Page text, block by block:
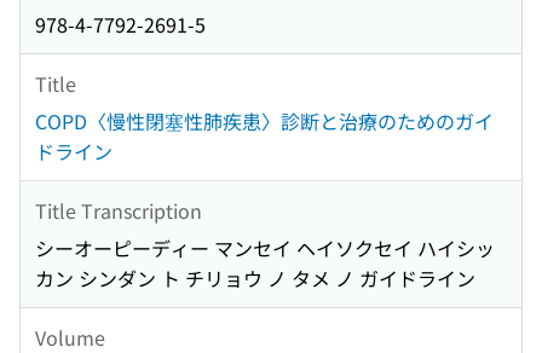
978-4-7792-2691-5
Title
COPD〈慢性閉塞性肺疾患〉診断と治療のためのガイ
ドライン
Title Transcription
シーオーピーディー マンセイ ヘイソクセイ ハイシッ
カン シンダン ト チリョウ ノ タメ ノ ガイドライン
Volume